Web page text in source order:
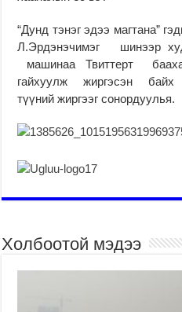
“Дунд тэнэг эдээ магтана”
Л.Эрдэнэчимэг шинээр
машинаа Твиттерт
гайхуулж жиргэсэн байх
түүний жиргээг сонордуулья.
Холбоотой мэдээ